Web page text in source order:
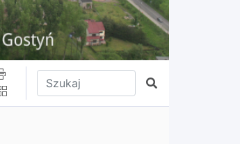
Wpisz tekst do wyszukania
Szukaj